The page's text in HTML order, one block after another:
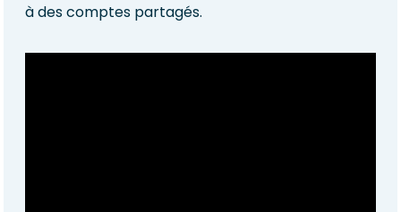
à des comptes partagés.